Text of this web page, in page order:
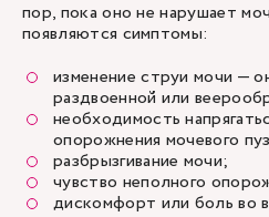
пор, пока оно не нарушает
появляются симптомы:
изменение струи мочи —
раздвоенной или
необходимость
опорожнения мочевого
разбрызгивание мочи;
чувство неполного
дискомфорт или боль во